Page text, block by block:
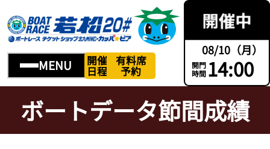
MENU 開催
日程
有料席
予約
08/10（月）
開門
時間 14:00
ボートデータ節間成績